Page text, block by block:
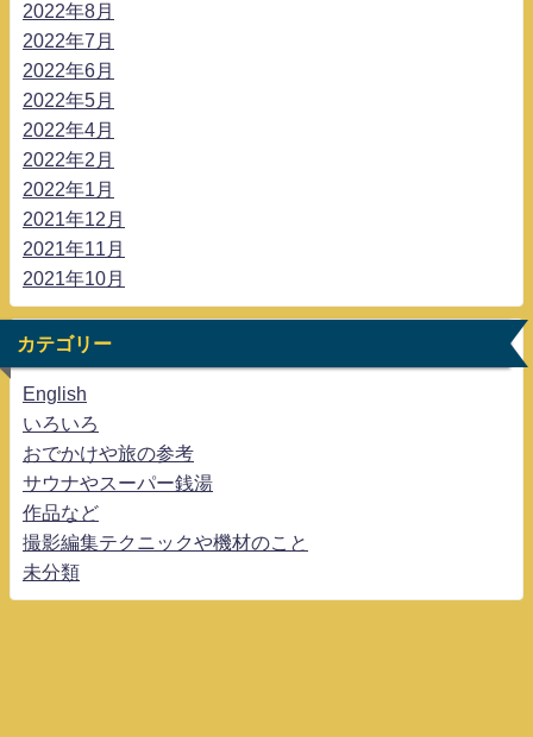
2022年8月
2022年7月
2022年6月
2022年5月
2022年4月
2022年2月
2022年1月
2021年12月
2021年11月
2021年10月
カテゴリー
English
いろいろ
おでかけや旅の参考
サウナやスーパー銭湯
作品など
撮影編集テクニックや機材のこと
未分類